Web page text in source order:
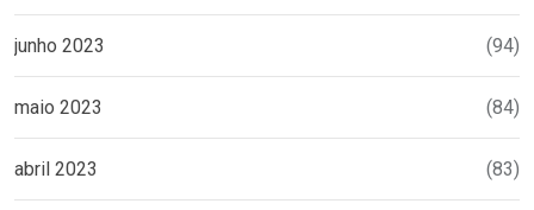
junho 2023 (94)
maio 2023 (84)
abril 2023 (83)